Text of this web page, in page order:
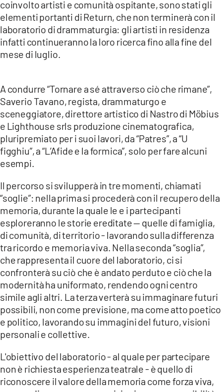
coinvolto artisti e comunità ospitante, sono stati gli
elementi portanti di Return, che non terminerà con il
laboratorio di drammaturgia: gli artisti in residenza
infatti continueranno la loro ricerca fino alla fine del
mese di luglio.
A condurre “Tornare a sé attraverso ciò che rimane”,
Saverio Tavano, regista, drammaturgo e
sceneggiatore, direttore artistico di Nastro di Möbius
e Lighthouse srls produzione cinematografica,
pluripremiato per i suoi lavori, da “Patres”, a “U
figghiu”, a “L’Afide e la formica”, solo per fare alcuni
esempi.
Il percorso si svilupperà in tre momenti, chiamati
“soglie”: nella prima si procederà con il recupero della
memoria, durante la quale le e i partecipanti
esploreranno le storie ereditate — quelle di famiglia,
di comunità, di territorio - lavorando sulla differenza
tra ricordo e memoria viva. Nella seconda “soglia”,
che rappresenta il cuore del laboratorio, ci si
confronterà su ciò che è andato perduto e ciò che la
modernità ha uniformato, rendendo ogni centro
simile agli altri. La terza verterà su immaginare futuri
possibili, non come previsione, ma come atto poetico
e politico, lavorando su immagini del futuro, visioni
personali e collettive.
L'obiettivo del laboratorio - al quale per partecipare
non è richiesta esperienza teatrale - è quello di
riconoscere il valore della memoria come forza viva,